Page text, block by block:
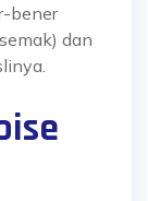
bener
dan